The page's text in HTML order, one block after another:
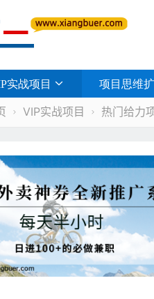
实战项目 项目思维
 VIP实战项目  热门给力